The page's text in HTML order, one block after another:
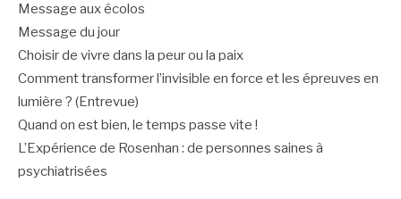
Message aux écolos
Message du jour
Choisir de vivre dans la peur ou la paix
Comment transformer l’invisible en force et les épreuves en
lumière ? (Entrevue)
Quand on est bien, le temps passe vite !
L’Expérience de Rosenhan : de personnes saines à
psychiatrisées